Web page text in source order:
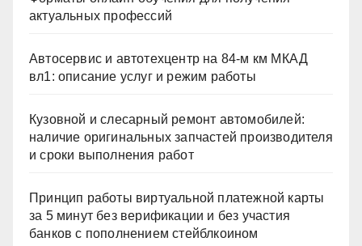
актуальных профессий
Автосервис и автотехцентр на 84-м км МКАД
вл1: описание услуг и режим работы
Кузовной и слесарный ремонт автомобилей:
наличие оригинальных запчастей производителя
и сроки выполнения работ
Принцип работы виртуальной платежной карты
за 5 минут без верификации и без участия
банков с пополнением стейблкоином